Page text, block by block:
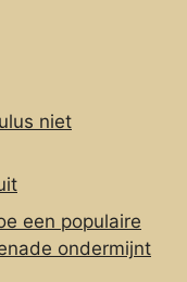
niet
een populaire
ondermijnt